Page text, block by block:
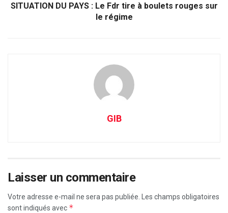
SITUATION DU PAYS : Le Fdr tire à boulets rouges sur
le régime
GIB
Laisser un commentaire
Votre adresse e-mail ne sera pas publiée.
Les champs obligatoires
sont indiqués avec *